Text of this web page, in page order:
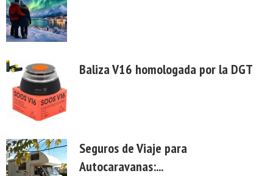
Baliza V16 homologada por la DGT
Seguros de Viaje para
Autocaravanas:...